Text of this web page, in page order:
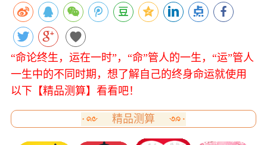
“命论终生，运在一时”，“命”管人的一生，“运”管人
一生中的不同时期，想了解自己的终身命运就使用
以下【精品测算】看看吧！
精品测算